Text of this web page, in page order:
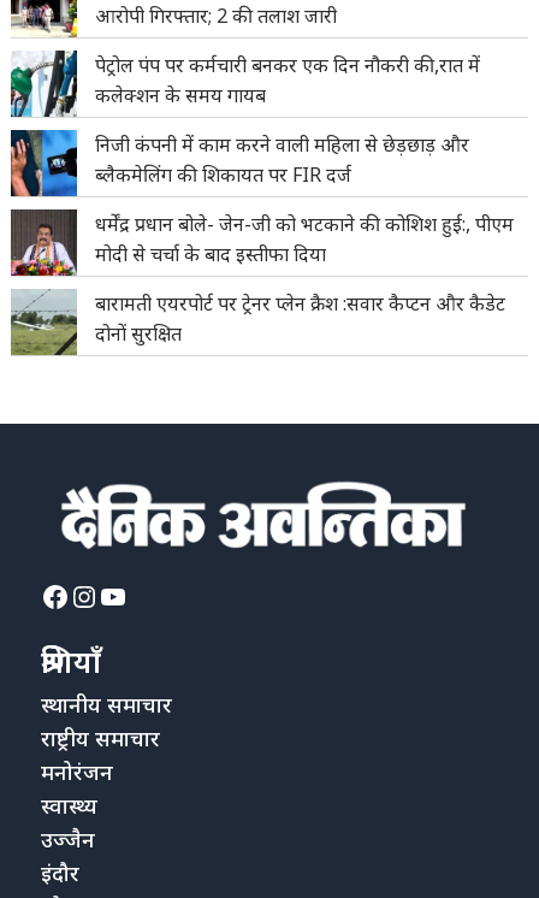
आरोपी गिरफ्तार; 2 की तलाश जारी
पेट्रोल पंप पर कर्मचारी बनकर एक दिन नौकरी की,रात में
कलेक्शन के समय गायब
निजी कंपनी में काम करने वाली महिला से छेड़छाड़ और
ब्लैकमेलिंग की शिकायत पर FIR दर्ज
धर्मेंद्र प्रधान बोले- जेन-जी को भटकाने की कोशिश हुई:, पीएम
मोदी से चर्चा के बाद इस्तीफा दिया
बारामती एयरपोर्ट पर ट्रेनर प्लेन क्रैश :सवार कैप्टन और कैडेट
दोनों सुरक्षित
Facebook
Instagram
YouTube
श्रेणियाँ
स्थानीय समाचार
राष्ट्रीय समाचार
मनोरंजन
स्वास्थ्य
उज्जैन
इंदौर